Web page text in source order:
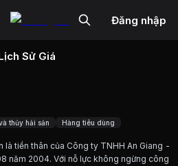
Đăng nhập
Sử Giá
Nông sản và thủy hải sản,
thủy hải sản
Hàng tiêu dùng
là tiền thân của Công ty TNHH An Giang -
năm 2004. Với nỗ lực không ngừng công